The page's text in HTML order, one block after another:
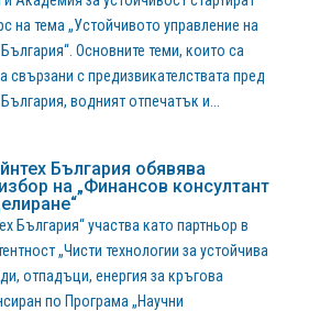
на тема „Устойчивото управление на
Основните теми, които са
свързани с предизвикателствата пред
водният отпечатък и...
България обявява
на „Финансов консултант
България“ участва като партньор в
„Чисти технологии за устойчива
отпадъци, енергия за кръгова
по Програма „Научни